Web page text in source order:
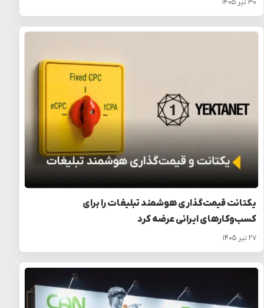
۳۰ تیر ۱۴۰۵
یکتانت قیمت‌گذاری هوشمند تبلیغات را برای
کسب‌وکارهای ایرانی عرضه کرد
۲۷ تیر ۱۴۰۵